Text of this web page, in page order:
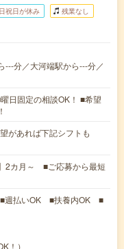
祝日が休み 残業なし
---分／大河端駅から---分／
日固定の相談OK！ ■希望
があれば下記シフトも
2カ月～ ■ご応募から最短
週払いOK ■扶養内OK ■
！）